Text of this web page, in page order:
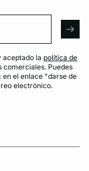
aceptado la política de
comerciales. Puedes
el enlace "darse de
electrónico.